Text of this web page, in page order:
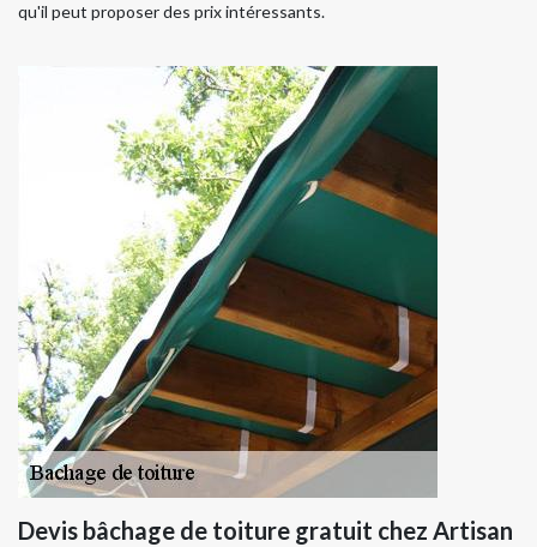
qu'il peut proposer des prix intéressants.
Devis bâchage de toiture gratuit chez Artisan